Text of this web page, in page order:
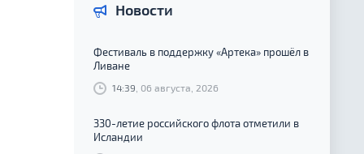
Новости
Фестиваль в поддержку «Артека» прошёл в
Ливане
14:39 , 06 августа, 2026
330-летие российского флота отметили в
Исландии